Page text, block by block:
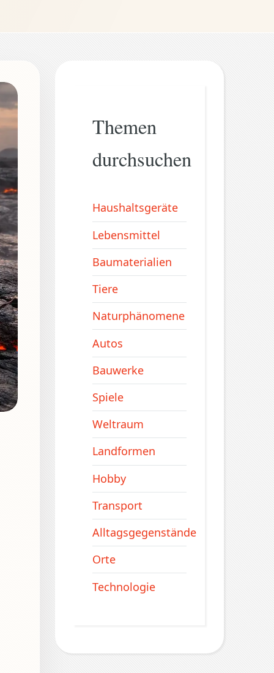
Themen
durchsuchen
Haushaltsgeräte
Lebensmittel
Baumaterialien
Tiere
Naturphänomene
Autos
Bauwerke
Spiele
Weltraum
Landformen
Hobby
Transport
Alltagsgegenstände
Orte
Technologie